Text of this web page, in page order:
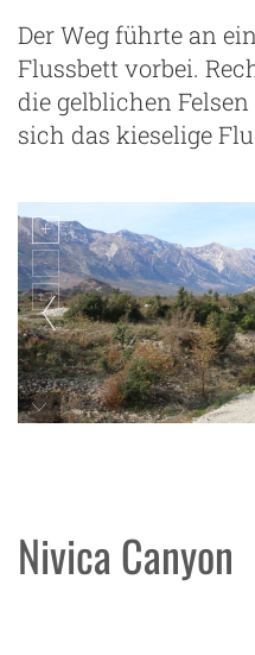
Der Weg führte an
Flussbett vorbei.
die gelblichen
sich das kieselige
Nivica Canyon